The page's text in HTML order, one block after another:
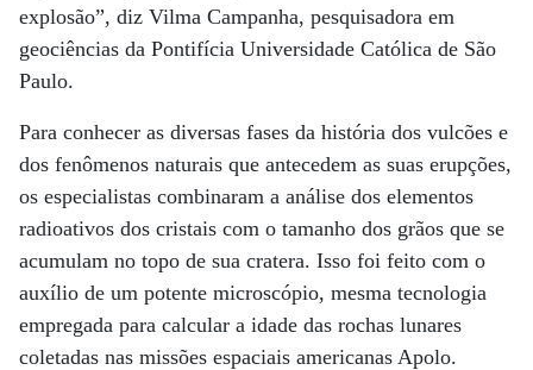
explosão”, diz Vilma Campanha, pesquisadora em
geociências da Pontifícia Universidade Católica de São
Paulo.
Para conhecer as diversas fases da história dos vulcões e
dos fenômenos naturais que antecedem as suas erupções,
os especialistas combinaram a análise dos elementos
radioativos dos cristais com o tamanho dos grãos que se
acumulam no topo de sua cratera. Isso foi feito com o
auxílio de um potente microscópio, mesma tecnologia
empregada para calcular a idade das rochas lunares
coletadas nas missões espaciais americanas Apolo.